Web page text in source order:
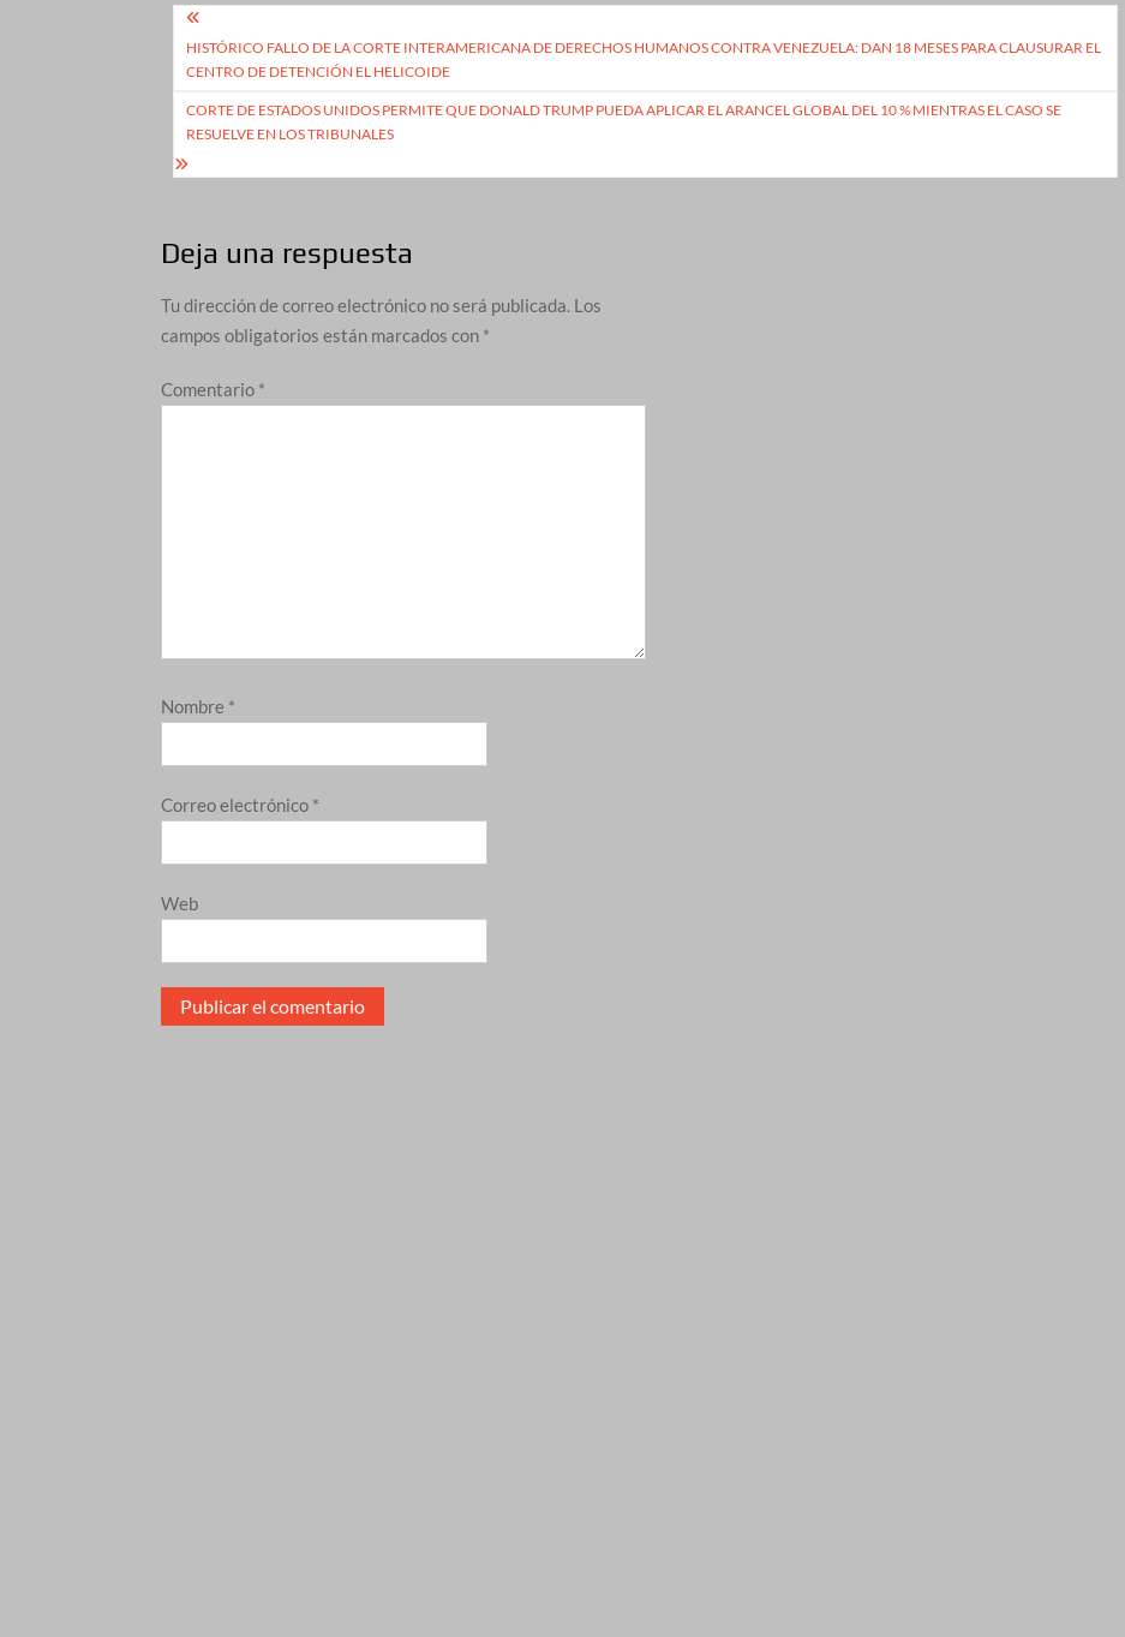
Navegación
de
entradas
HISTÓRICO FALLO DE LA CORTE INTERAMERICANA DE DERECHOS HUMANOS CONTRA VENEZUELA: DAN 18 MESES PARA CLAUSURAR EL
CENTRO DE DETENCIÓN EL HELICOIDE
CORTE DE ESTADOS UNIDOS PERMITE QUE DONALD TRUMP PUEDA APLICAR EL ARANCEL GLOBAL DEL 10 % MIENTRAS EL CASO SE
RESUELVE EN LOS TRIBUNALES
Deja una respuesta
Tu dirección de correo electrónico no será publicada. Los
campos obligatorios están marcados con *
Comentario *
Nombre *
Correo electrónico *
Web